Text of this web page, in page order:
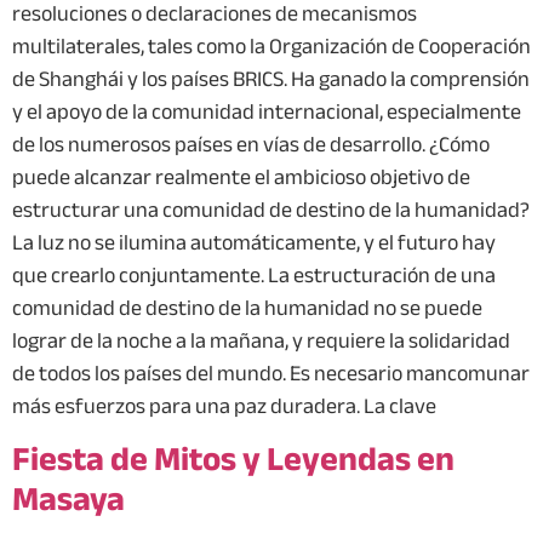
resoluciones o declaraciones de mecanismos
multilaterales, tales como la Organización de Cooperación
de Shanghái y los países BRICS. Ha ganado la comprensión
y el apoyo de la comunidad internacional, especialmente
de los numerosos países en vías de desarrollo. ¿Cómo
puede alcanzar realmente el ambicioso objetivo de
estructurar una comunidad de destino de la humanidad?
La luz no se ilumina automáticamente, y el futuro hay
que crearlo conjuntamente. La estructuración de una
comunidad de destino de la humanidad no se puede
lograr de la noche a la mañana, y requiere la solidaridad
de todos los países del mundo. Es necesario mancomunar
más esfuerzos para una paz duradera. La clave
Fiesta de Mitos y Leyendas en
Masaya